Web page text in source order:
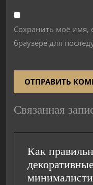
Сохранить моё имя,
браузере для
Связанная
Как